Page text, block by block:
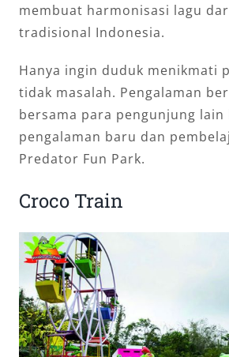
membuat harmonisasi lagu
tradisional Indonesia.
Hanya ingin duduk menikmati
tidak masalah. Pengalaman
bersama para pengunjung lain
pengalaman baru dan
Predator Fun Park.
Croco Train